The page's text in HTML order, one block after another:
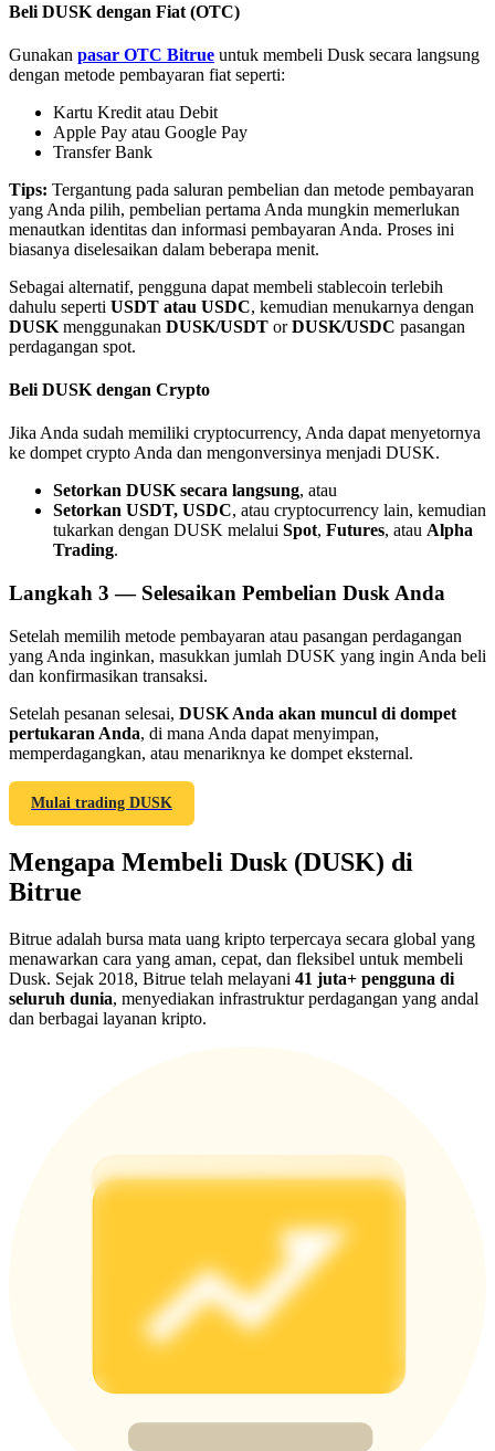
AI
Mitra Bitrue
Afiliasi Bitrue
Undang teman untuk mendapatkan imbalan tunai
Deposit CASHCAT & Win
Exclusive for BitMart Users
Precious Metals Trading Carnival
Trade Gold & Silver · 33,333 USDT Bonus
USDT New User Exclusive 10% APR
Beli DUSK dengan Fiat (OTC)
Gunakan pasar OTC Bitrue untuk membeli Dusk secara langsung
dengan metode pembayaran fiat seperti:
Kartu Kredit atau Debit
Apple Pay atau Google Pay
Transfer Bank
Tips: Tergantung pada saluran pembelian dan metode pembayaran
yang Anda pilih, pembelian pertama Anda mungkin memerlukan
menautkan identitas dan informasi pembayaran Anda. Proses ini
biasanya diselesaikan dalam beberapa menit.
Sebagai alternatif, pengguna dapat membeli stablecoin terlebih
dahulu seperti USDT atau USDC, kemudian menukarnya dengan
DUSK menggunakan DUSK/USDT orDUSK/USDC pasangan
perdagangan spot.
Beli DUSK dengan Crypto
Jika Anda sudah memiliki cryptocurrency, Anda dapat menyetornya
ke dompet crypto Anda dan mengonversinya menjadi DUSK.
Setorkan DUSK secara langsung, atau
Setorkan USDT, USDC, atau cryptocurrency lain, kemudian
tukarkan dengan DUSK melalui Spot, Futures, atau Alpha
Trading.
Langkah 3 — Selesaikan Pembelian Dusk Anda
Setelah memilih metode pembayaran atau pasangan perdagangan
yang Anda inginkan, masukkan jumlah DUSK yang ingin Anda beli
dan konfirmasikan transaksi.
Setelah pesanan selesai, DUSK Anda akan muncul di dompet
pertukaran Anda, di mana Anda dapat menyimpan,
memperdagangkan, atau menariknya ke dompet eksternal.
Mulai trading DUSK
Mengapa Membeli Dusk (DUSK) di
Bitrue
Bitrue adalah bursa mata uang kripto terpercaya secara global yang
menawarkan cara yang aman, cepat, dan fleksibel untuk membeli
Dusk. Sejak 2018, Bitrue telah melayani 41 juta+ pengguna di
seluruh dunia, menyediakan infrastruktur perdagangan yang andal
dan berbagai layanan kripto.